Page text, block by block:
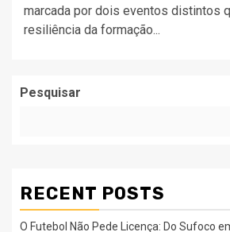
marcada por dois eventos distintos
resiliência da formação...
Pesquisar
RECENT POSTS
O Futebol Não Pede Licença: Do Sufoco